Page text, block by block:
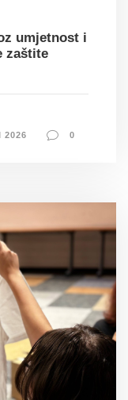
umjetnost i
zaštite
2026 0